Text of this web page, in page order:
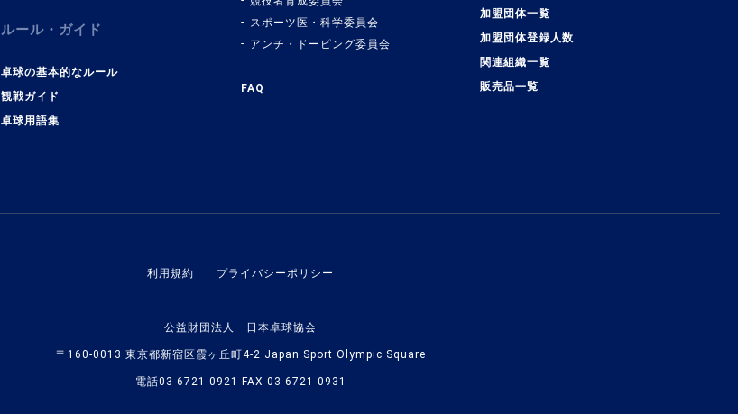
ルール・ガイド
卓球の基本的なルール
観戦ガイド
卓球用語集
スポーツ医・科学委員会
アンチ・ドーピング委員会
FAQ
加盟団体一覧
加盟団体登録人数
関連組織一覧
販売品一覧
利用規約 プライバシーポリシー
公益財団法人 日本卓球協会
〒160-0013 東京都新宿区霞ヶ丘町4-2 Japan Sport Olympic Square
電話03-6721-0921 FAX 03-6721-0931